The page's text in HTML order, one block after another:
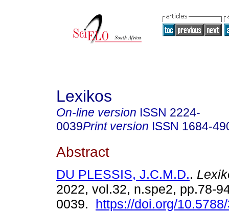
Lexikos
On-line version ISSN 2224-
0039Print version ISSN 1684-
Abstract
DU PLESSIS, J.C.M.D..
2022, vol.32, n.spe2, pp.78-
0039. https://doi.org/